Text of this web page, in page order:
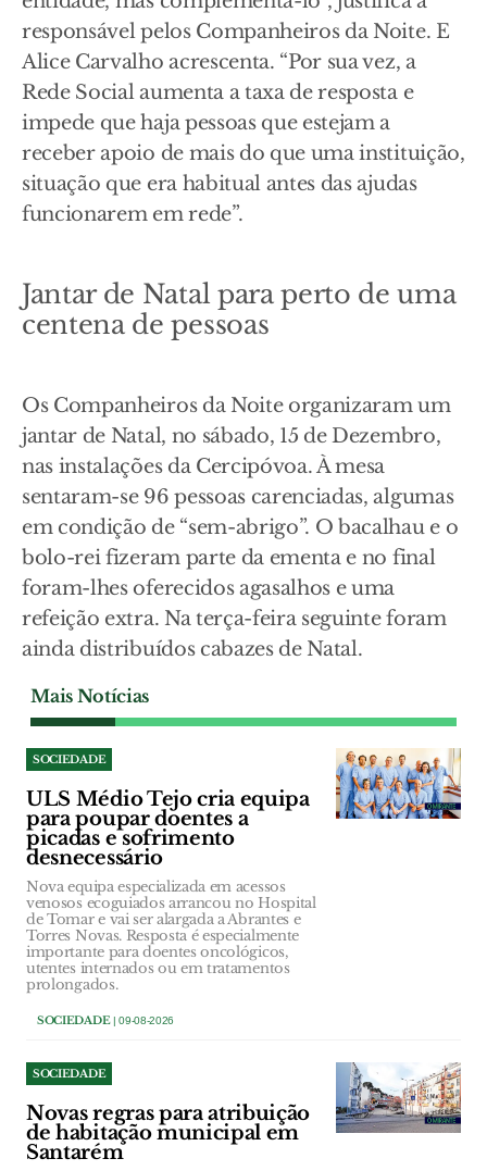
responsável pelos Companheiros da Noite. E
Alice Carvalho acrescenta. “Por sua vez, a
Rede Social aumenta a taxa de resposta e
impede que haja pessoas que estejam a
receber apoio de mais do que uma instituição,
situação que era habitual antes das ajudas
funcionarem em rede”.
Jantar de Natal para perto de uma
centena de pessoas
Os Companheiros da Noite organizaram um
jantar de Natal, no sábado, 15 de Dezembro,
nas instalações da Cercipóvoa. À mesa
sentaram-se 96 pessoas carenciadas, algumas
em condição de “sem-abrigo”. O bacalhau e o
bolo-rei fizeram parte da ementa e no final
foram-lhes oferecidos agasalhos e uma
refeição extra. Na terça-feira seguinte foram
ainda distribuídos cabazes de Natal.
Mais Notícias
SOCIEDADE
ULS Médio Tejo cria equipa
para poupar doentes a
picadas e sofrimento
desnecessário
Nova equipa especializada em acessos
venosos ecoguiados arrancou no Hospital
de Tomar e vai ser alargada a Abrantes e
Torres Novas. Resposta é especialmente
importante para doentes oncológicos,
utentes internados ou em tratamentos
prolongados.
SOCIEDADE| 09-08-2026
SOCIEDADE
Novas regras para atribuição
de habitação municipal em
Santarém